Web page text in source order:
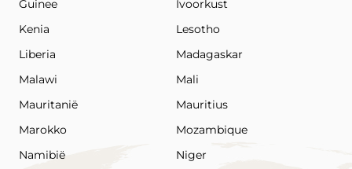
Guinee
Ivoorkust
Kenia
Lesotho
Liberia
Madagaskar
Malawi
Mali
Mauritanië
Mauritius
Marokko
Mozambique
Namibië
Niger